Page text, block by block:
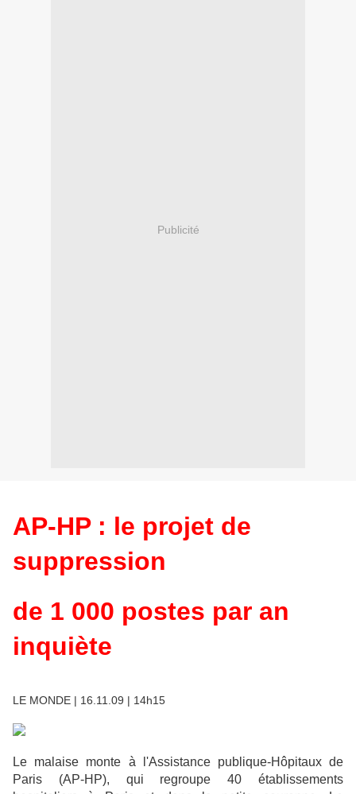
Publicité
AP-HP : le projet de
suppression
de 1 000 postes par an
inquiète
LE MONDE | 16.11.09 | 14h15
Le malaise monte à l'Assistance publique-Hôpitaux de
Paris (AP-HP), qui regroupe 40 établissements